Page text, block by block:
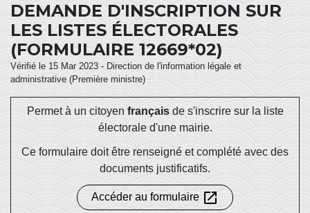
DEMANDE D'INSCRIPTION SUR
LES LISTES ÉLECTORALES
(FORMULAIRE 12669*02)
Vérifié le 15 Mar 2023 - Direction de l'information légale et
administrative (Première ministre)
Permet à un citoyen françaisde s'inscrire sur la liste
électorale d'une mairie.
Ce formulaire doit être renseigné et complété avec des
documents justificatifs.
Accéder au formulaire open_in_new